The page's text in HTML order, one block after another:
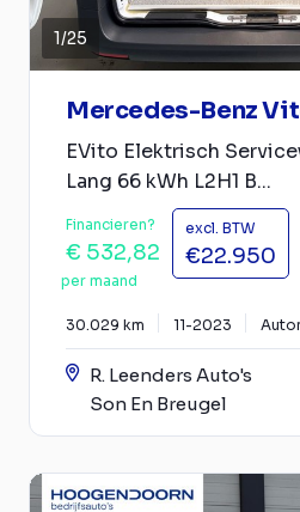
1/25
Mercedes-Benz
EVito Elektrisch
Lang 66 kWh L2H1 B...
Financieren?
€ 532,82
per maand
excl. BTW
€22.950
30.029 km 11-2023
R. Leenders Auto's
Son En Breugel